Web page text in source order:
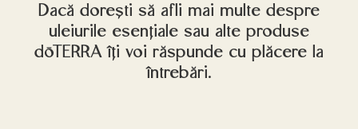
Dacă dorești să afli mai multe despre
uleiurile esențiale sau alte produse
dōTERRA îți voi răspunde cu plăcere la
întrebări.